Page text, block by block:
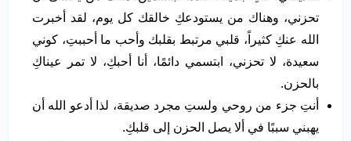
تحزني، وهناك من يستودعكِ خالقك كل يوم، لقد أخبرت
الله عنكِ كثيراً، قلبي مرتبط بقلبك وأحب ما أحببتِ، كوني
سعيدة، لا تحزني، ابتسمي دائمًا، أنا أحبكِ، لا تمر عيناكِ
بالحزن.
أنتِ جزء من روحي ولستِ مجرد صديقة، لذا أدعو الله أن
يهبني سببًا في ألا يصل الحزن إلى قلبكِ.